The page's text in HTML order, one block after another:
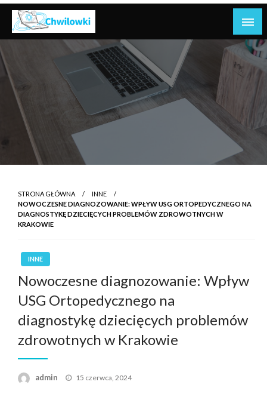
Skip
content
Pożyczki
Pożyczki to instrumenty finansowe, które pozwalają
osobom lub firmom pożyczać pieniądze od
pożyczkodawców, zwykle z odsetkami, z terminem
spłaty.
STRONA GŁÓWNA
INNE
NOWOCZESNE DIAGNOZOWANIE: WPŁYW USG ORTOPEDYCZNEGO NA
DIAGNOSTYKĘ DZIECIĘCYCH PROBLEMÓW ZDROWOTNYCH W
KRAKOWIE
INNE
Nowoczesne diagnozowanie: Wpływ
USG Ortopedycznego na
diagnostykę dziecięcych problemów
zdrowotnych w Krakowie
admin
Opublikowane
15 czerwca, 2024